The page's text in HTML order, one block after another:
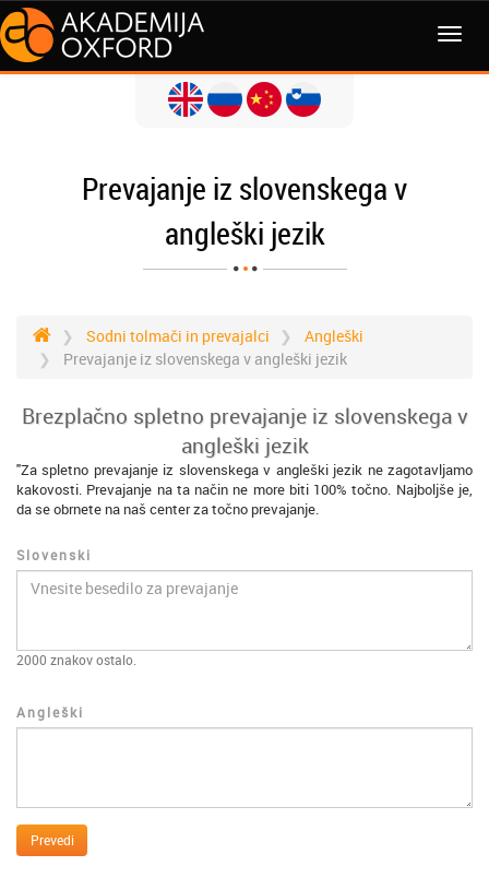
MENI
Prevajanje iz slovenskega v
angleški jezik
Sodni tolmači in prevajalci
Angleški
Prevajanje iz slovenskega v angleški jezik
Brezplačno spletno prevajanje iz slovenskega v
angleški jezik
"Za spletno prevajanje iz slovenskega v angleški jezik ne zagotavljamo
kakovosti. Prevajanje na ta način ne more biti 100% točno. Najboljše je,
da se obrnete na naš center za točno prevajanje.
Slovenski
2000 znakov ostalo.
Angleški
Prevedi